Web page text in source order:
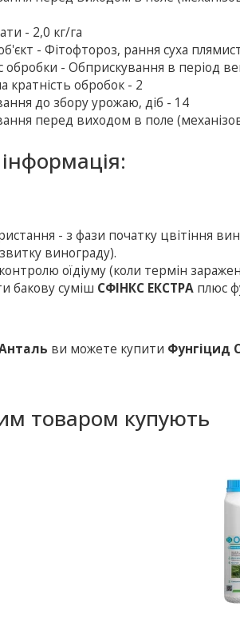
- 2,0 кг/га
- Фітофтороз, рання суха
обробки - Обприскування в період
кратність обробок - 2
до збору урожаю, діб - 14
перед виходом в поле
- з фази початку цвітіння
винограду).
оїдіуму (коли термін
бакову суміш СФІНКС ЕКСТРА плюс
ви можете купити Фунгіцид
товаром купують